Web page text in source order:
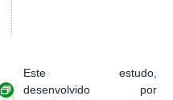
Exibir carrossel de imagens
Este estudo,
desenvolvido por